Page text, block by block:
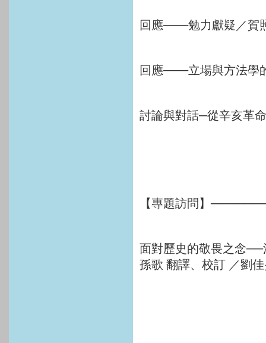
回應───勉力獻疑／賀
回應───立場與方法學
討論與對話─從辛亥革
【專題訪問】
面對歷史的敬畏之念──
孫歌 翻譯、校訂 ／劉